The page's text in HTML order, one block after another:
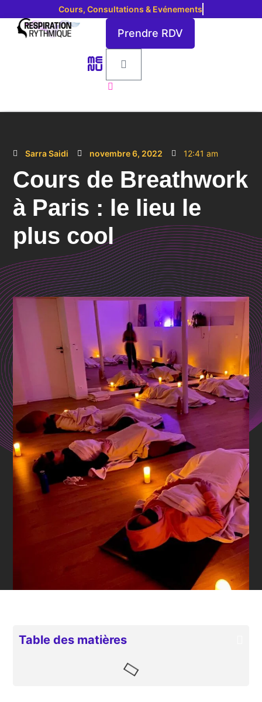
Cours, Consultations & Evénements
Prendre RDV
Sarra Saidi novembre 6, 2022 12:41 am
Cours de Breathwork
à Paris : le lieu le
plus cool
Table des matières